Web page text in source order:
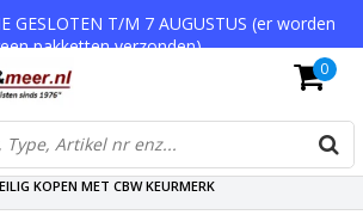
GESLOTEN T/M 7 AUGUSTUS (er worden
pakketten verzonden)
€ 7,95 (GRATIS VA €75,-)
PRIJZEN TOT WEL 75% KORTING !
KOPEN MET CBW KEURMERK
0